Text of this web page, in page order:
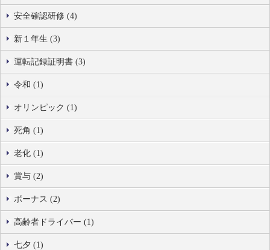
安全確認研修 (4)
新１年生 (3)
運転記録証明書 (3)
令和 (1)
オリンピック (1)
死角 (1)
老化 (1)
賞与 (2)
ボーナス (2)
高齢者ドライバー (1)
七夕 (1)